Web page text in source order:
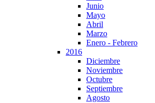
Junio
Mayo
Abril
Marzo
Enero - Febrero
2016
Diciembre
Noviembre
Octubre
Septiembre
Agosto